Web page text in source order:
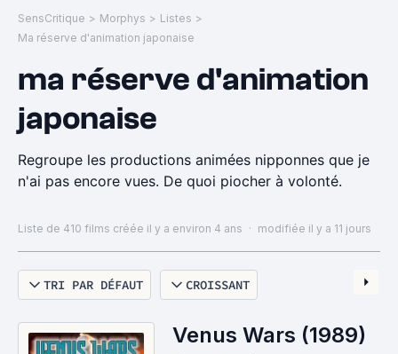
SensCritique > Morphys > Listes >
Ma réserve d'animation japonaise
ma réserve d'animation
japonaise
Regroupe les productions animées nipponnes que je
n'ai pas encore vues. De quoi piocher à volonté.
Liste de 410 films créée il y a environ 4 ans · modifiée il y a 11 jours
TRI PAR DÉFAUT CROISSANT
Venus Wars (1989)